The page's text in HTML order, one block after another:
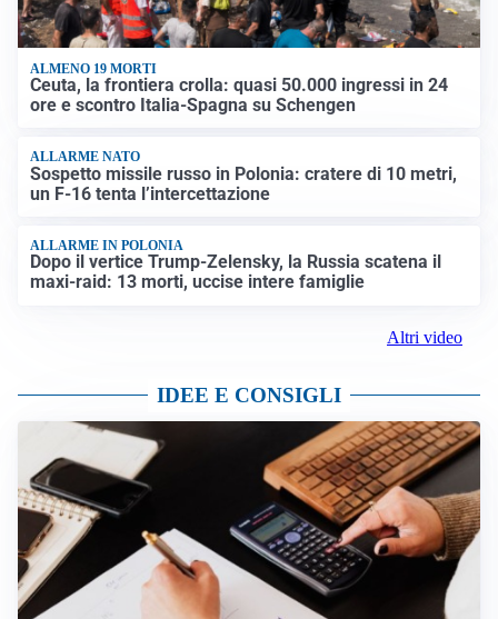
ALMENO 19 MORTI
Ceuta, la frontiera crolla: quasi 50.000 ingressi in 24
ore e scontro Italia-Spagna su Schengen
ALLARME NATO
Sospetto missile russo in Polonia: cratere di 10 metri,
un F-16 tenta l’intercettazione
ALLARME IN POLONIA
Dopo il vertice Trump-Zelensky, la Russia scatena il
maxi-raid: 13 morti, uccise intere famiglie
Altri video
IDEE E CONSIGLI